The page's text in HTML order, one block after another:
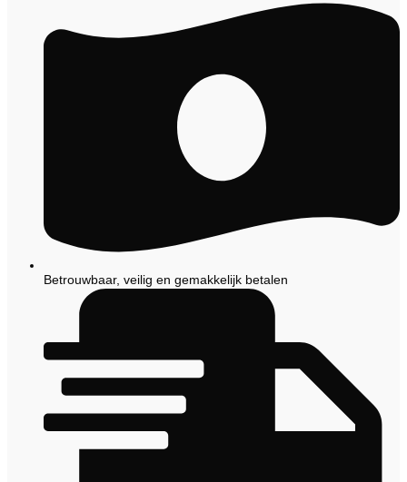
Betrouwbaar, veilig en gemakkelijk betalen